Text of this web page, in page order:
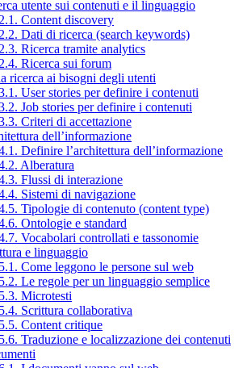
utente sui contenuti e il linguaggio
Content discovery
Dati di ricerca (search keywords)
Ricerca tramite analytics
Ricerca sui forum
ricerca ai bisogni degli utenti
User stories per definire i contenuti
Job stories per definire i contenuti
Criteri di accettazione
dell’informazione
Definire l’architettura dell’informazione
Alberatura
Flussi di interazione
Sistemi di navigazione
Tipologie di contenuto (content type)
Ontologie e standard
Vocabolari controllati e tassonomie
e linguaggio
Come leggono le persone sul web
Le regole per un linguaggio semplice
Microtesti
Scrittura collaborativa
Content critique
Traduzione e localizzazione dei contenuti